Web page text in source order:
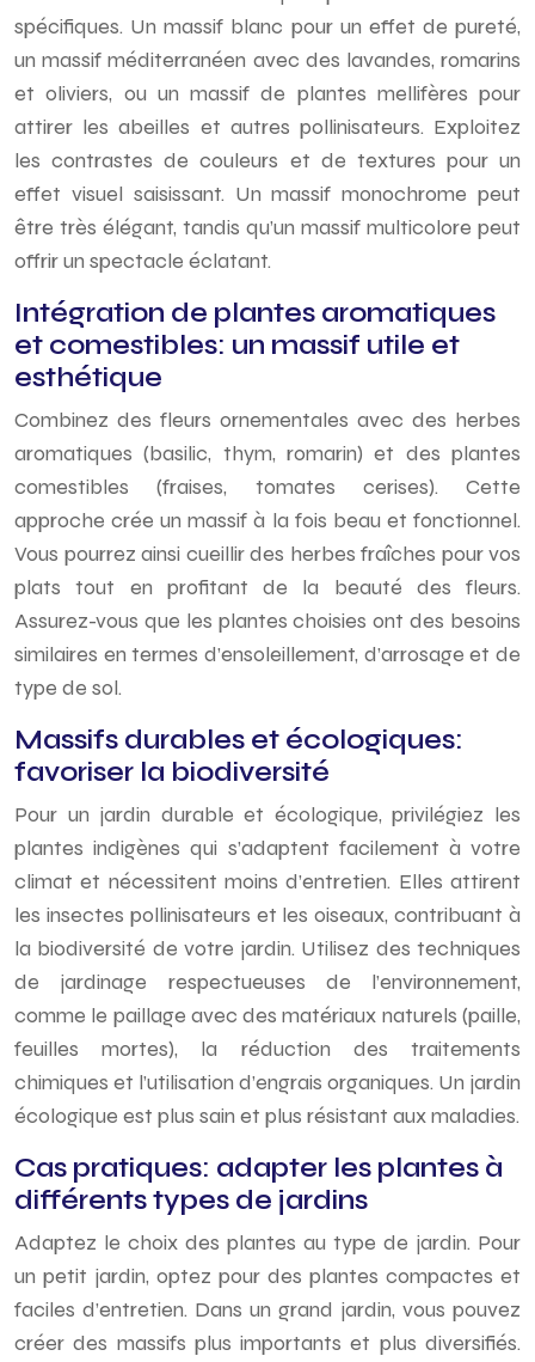
spécifiques. Un massif blanc pour un effet de pureté,
un massif méditerranéen avec des lavandes, romarins
et oliviers, ou un massif de plantes mellifères pour
attirer les abeilles et autres pollinisateurs. Exploitez
les contrastes de couleurs et de textures pour un
effet visuel saisissant. Un massif monochrome peut
être très élégant, tandis qu’un massif multicolore peut
offrir un spectacle éclatant.
Intégration de plantes aromatiques
et comestibles: un massif utile et
esthétique
Combinez des fleurs ornementales avec des herbes
aromatiques (basilic, thym, romarin) et des plantes
comestibles (fraises, tomates cerises). Cette
approche crée un massif à la fois beau et fonctionnel.
Vous pourrez ainsi cueillir des herbes fraîches pour vos
plats tout en profitant de la beauté des fleurs.
Assurez-vous que les plantes choisies ont des besoins
similaires en termes d’ensoleillement, d’arrosage et de
type de sol.
Massifs durables et écologiques:
favoriser la biodiversité
Pour un jardin durable et écologique, privilégiez les
plantes indigènes qui s’adaptent facilement à votre
climat et nécessitent moins d’entretien. Elles attirent
les insectes pollinisateurs et les oiseaux, contribuant à
la biodiversité de votre jardin. Utilisez des techniques
de jardinage respectueuses de l’environnement,
comme le paillage avec des matériaux naturels (paille,
feuilles mortes), la réduction des traitements
chimiques et l’utilisation d’engrais organiques. Un jardin
écologique est plus sain et plus résistant aux maladies.
Cas pratiques: adapter les plantes à
différents types de jardins
Adaptez le choix des plantes au type de jardin. Pour
un petit jardin, optez pour des plantes compactes et
faciles d’entretien. Dans un grand jardin, vous pouvez
créer des massifs plus importants et plus diversifiés.